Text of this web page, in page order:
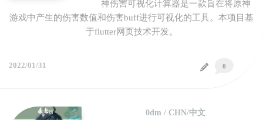
神伤害可视化计算器是一款旨在将原神
游戏中产生的伤害数值和伤害buff进行可视化的工具。本项目基
于flutter网页技术开发。
0
2022/01/31
0dm / CHN/中文